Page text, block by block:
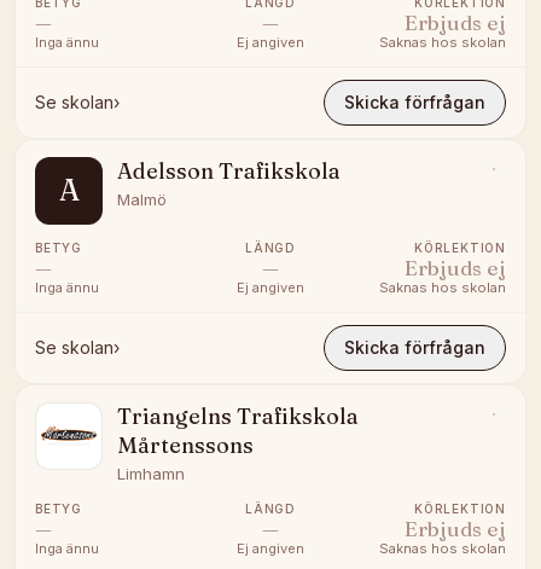
—
Inga ännu
—
Ej angiven
Erbjuds ej
Saknas hos skolan
Se skolan› Skicka förfrågan
A
Adelsson Trafikskola
Malmö
BETYG
—
Inga ännu
LÄNGD
—
Ej angiven
KÖRLEKTION
Erbjuds ej
Saknas hos skolan
Se skolan› Skicka förfrågan
Triangelns Trafikskola
Mårtenssons
Limhamn
BETYG
—
Inga ännu
LÄNGD
—
Ej angiven
KÖRLEKTION
Erbjuds ej
Saknas hos skolan